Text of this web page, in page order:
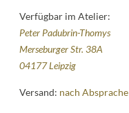
Verfügbar im Atelier:
Peter Padubrin-Thomys
Merseburger Str. 38A
04177 Leipzig
Versand: nach Absprache